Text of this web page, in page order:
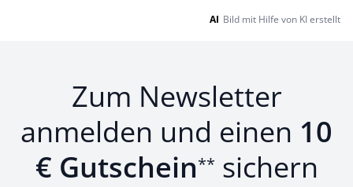
AI Bild mit Hilfe von KI erstellt
Zum Newsletter
anmelden und einen 10
€ Gutschein** sichern